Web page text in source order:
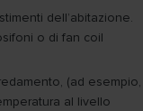
dell’abitazione.
o di fan coil
(ad esempio,
al livello